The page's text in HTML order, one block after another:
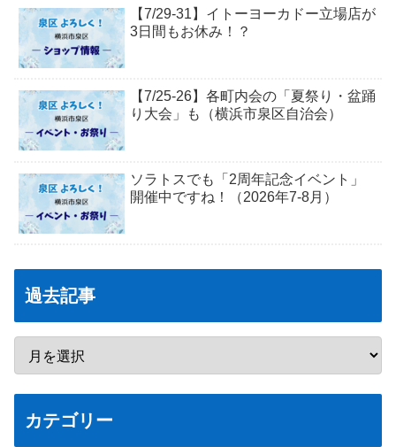
【7/29-31】イトーヨーカドー立場店が
3日間もお休み！？
【7/25-26】各町内会の「夏祭り・盆踊
り大会」も（横浜市泉区自治会）
ソラトスでも「2周年記念イベント」
開催中ですね！（2026年7-8月）
過去記事
カテゴリー